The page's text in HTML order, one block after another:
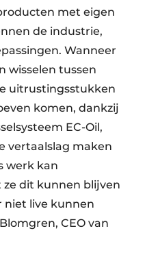
met eigen
de industrie,
Wanneer
wisselen tussen
uitrustingsstukken
komen, dankzij
EC-Oil,
vertaalslag maken
werk kan
dit kunnen blijven
niet live kunnen
CEO van